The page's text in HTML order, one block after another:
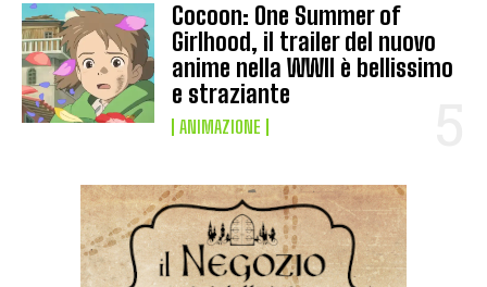
Cocoon: One Summer of
Girlhood, il trailer del nuovo
anime nella WWII è bellissimo
e straziante
ANIMAZIONE